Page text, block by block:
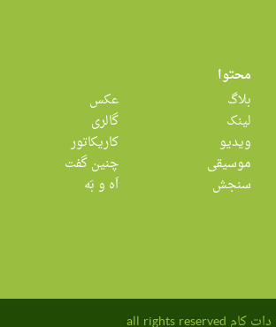
محتوا
بلاگ
لینک
ویدیو
موسیقی
سنجش
عکس
گالری
کاریکاتور
چنین گفت
اَه و بَه